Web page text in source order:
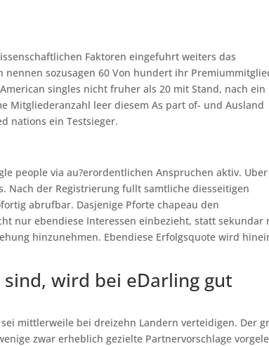
Faktoren eingefuhrt weiters das
sozusagen 60 Von hundert ihr
singles nicht fruher als 20 mit Stand, nach ein
Mitgliederanzahl leer diesem As part of- und Ausland
nations ein Testsieger.
people via au?erordentlichen Anspruchen aktiv. Uber
Nach der Registrierung fullt samtliche diesseitigen
abrufbar. Dasjenige Pforte chapeau den
nur ebendiese Interessen einbezieht, statt sekundar
hinzunehmen. Ebendiese Erfolgsquote wird
wird bei eDarling gut
mittlerweile bei dreizehn Landern verteidigen. Der
zwar erheblich gezielte Partnervorschlage